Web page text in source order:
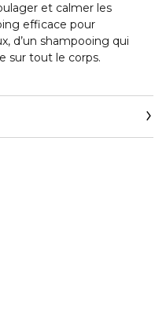
et calmer les
efficace pour
d’un shampooing qui
sur tout le corps.